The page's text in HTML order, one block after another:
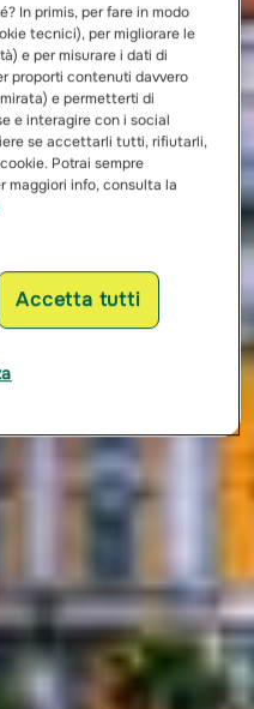
In primis, per fare in modo
tecnici), per migliorare le
e per misurare i dati di
proporti contenuti davvero
e permetterti di
e interagire con i social
se accettarli tutti, rifiutarli,
Potrai sempre
maggiori info, consulta la
Accetta tutti